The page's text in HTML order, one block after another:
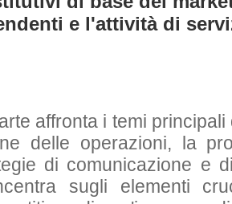
e l'attività di
affronta i temi
delle operazioni, la
di comunicazione e
sugli elementi